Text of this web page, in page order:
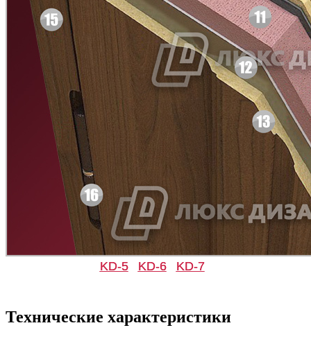
Д-11 СС
C45 C46
C47
C49 C50
KD-5 KD-6 KD-7
Технические характеристики